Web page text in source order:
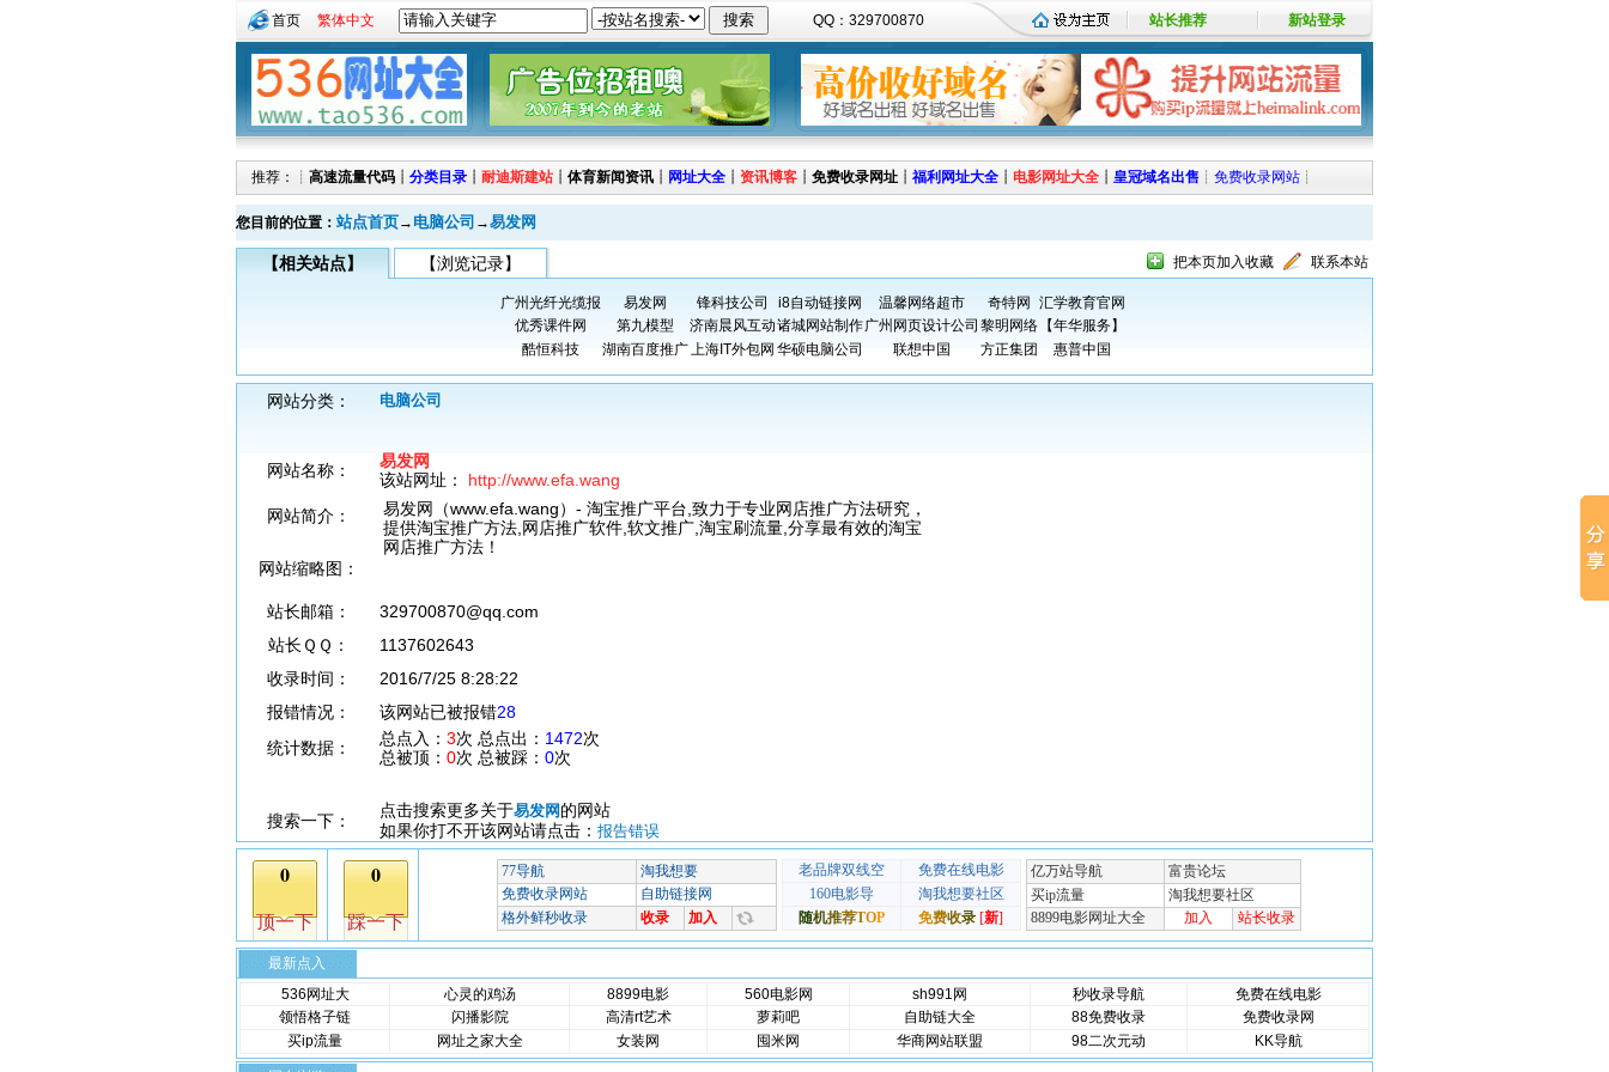
首页 繁体中文 QQ：329700870 站长推荐 新站登录
推荐：┊ 高速流量代码 ┊ 分类目录 ┊ 耐迪斯建站 ┊ 体育新闻资讯 ┊ 网址大全 ┊ 资讯博客 ┊ 免费收录网址 ┊ 福利网址大全 ┊ 电影网址大全 ┊ 皇冠域名出售 ┊ 免费收录网站 ┊
您目前的位置： 站点首页→ 电脑公司 →易发网
【相关站点】 【浏览记录】 把本页加入收藏 联系本站
广州光纤光缆报 易发网 锋科技公司 i8自动链接网 温馨网络超市 奇特网
汇学教育官网
优秀课件网
第九模型 济南晨风互动诸城网站制作广州网页设计公司 黎明网络 【年华服务】
酷恒科技
湖南百度推广上海IT外包网 华硕电脑公司 联想中国 方正集团 惠普中国
网站分类： 电脑公司
网站名称：
易发网
该站网址： http://www.efa.wang
网站简介：
易发网（www.efa.wang）- 淘宝推广平台,致力于专业网店推广方法研究，
提供淘宝推广方法,网店推广软件,软文推广,淘宝刷流量,分享最有效的淘宝
网店推广方法！
网站缩略图：
站长邮箱：
329700870@qq.com
站长ＱＱ：
1137602643
收录时间：
2016/7/25 8:28:22
报错情况：
该网站已被报错28
统计数据：
总点入： 3次 总点出： 1472次
总被顶： 0次 总被踩： 0次
搜索一下：
点击搜索更多关于易发网 的网站
如果你打不开该网站请点击： 报告错误
最新点入
536网址大
心灵的鸡汤 8899电影 560电影网 sh991网 秒收录导航
免费在线电影
领悟格子链
闪播影院 高清rt艺术 萝莉吧 自助链大全 88免费收录
免费收录网
买ip流量
网址之家大全 女装网 囤米网 华商网站联盟 98二次元动 KK导航